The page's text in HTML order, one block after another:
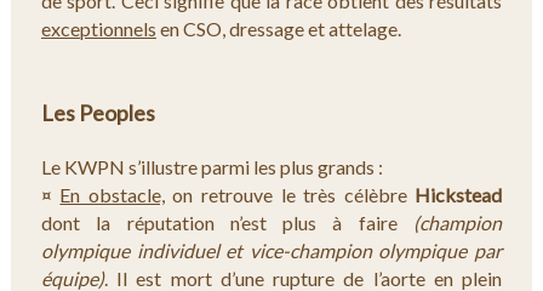
exceptionnels en CSO, dressage et attelage.
Les Peoples
Le KWPN s’illustre parmi les plus grands :
¤ En obstacle,on retrouve le très célèbre Hickstead
dont la réputation n’est plus à faire
(champion
olympique individuel et vice-champion olympique par
équipe). Il est mort d’une rupture de l’aorte en plein